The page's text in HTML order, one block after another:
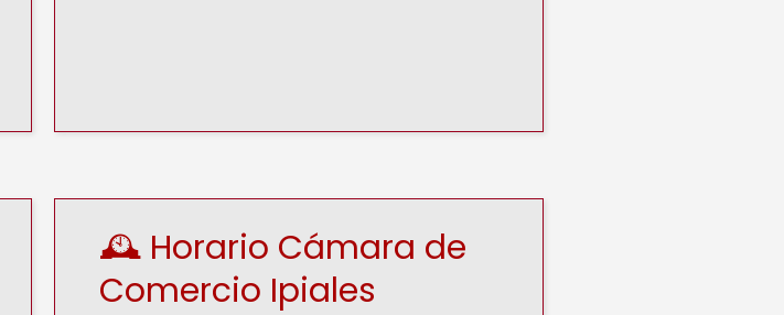
🕰️ Horario Cámara de
Comercio Ipiales